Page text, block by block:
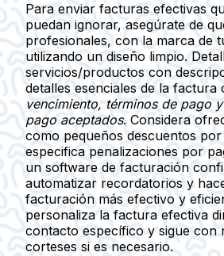
Para enviar facturas efectivas
puedan ignorar, asegúrate de
profesionales, con la marca de
utilizando un diseño limpio.
servicios/productos con
detalles esenciales de la factura
vencimiento, términos de pago
pago aceptados. Considera
como pequeños descuentos
especifica penalizaciones por
un software de facturación
automatizar recordatorios y
facturación más efectivo y
personaliza la factura efectiva
contacto específico y sigue con
corteses si es necesario.